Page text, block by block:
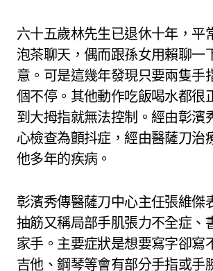
六十五歲林先生已退休十年，平
泡茶聊天，偶而跟孫女用賴聊一
意。可是這幾年發現只要兩隻手
個不停。其他動作吃飯喝水都很
到大拇指就無法控制。經由彰濱
心檢查為顫抖症，經由醫薩刀治
他多年的疾病。
彰濱秀傳醫薩刀中心主任張維傑
抽筋又稱局部手肌張力不全症、
家手。主要症狀是想要寫字卻寫
吉他、鋼琴等會有部分手指或手